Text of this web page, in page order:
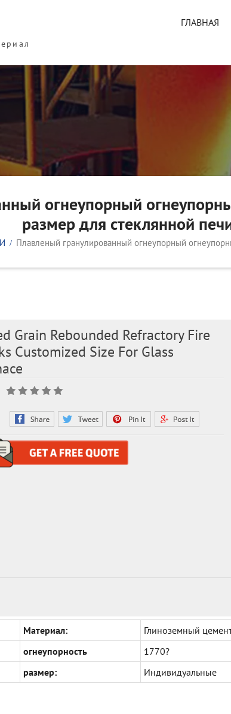
ГЛАВНАЯ
огнеупорный
размер для стеклянной
Плавленый гранулированный огнеупорный
Grain Rebounded Refractory Fire
Customized Size For Glass
Материал:
Глиноземный
огнеупорность
1770?
размер: Индивидуальные